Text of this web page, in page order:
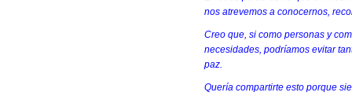
nos atrevemos a conocernos,
Creo que, si como personas y
necesidades, podríamos evitar
paz.
Quería compartirte esto porque